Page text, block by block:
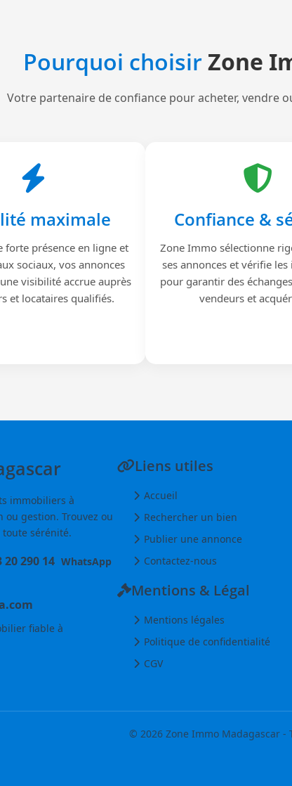
Pourquoi choisirZone
Votre partenaire de confiance pour acheter, vendre
maximale
forte présence en ligne et
sociaux, vos annonces
visibilité accrue auprès
et locataires qualifiés.
Confiance &
Zone Immo sélectionne
ses annonces et vérifie
pour garantir des
vendeurs et
immobiliers à
ou gestion. Trouvez ou
sérénité.
20 290 14 WhatsApp
fiable à
Liens utiles
Accueil
Rechercher un bien
Publier une annonce
Contactez-nous
Mentions & Légal
Mentions légales
Politique de confidentialité
CGV
© 2026 Zone Immo Madagascar -